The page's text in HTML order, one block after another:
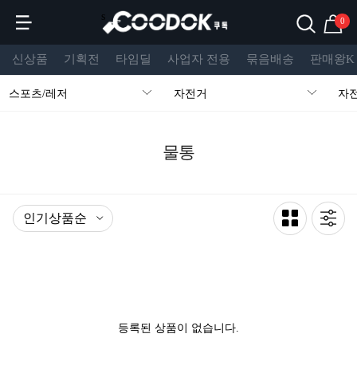
s 0
신상품 기획전 타임딜 사업자 전용 묶음배송 판매왕K
스포츠/레저 자전거 자
물통
등록된 상품이 없습니다.